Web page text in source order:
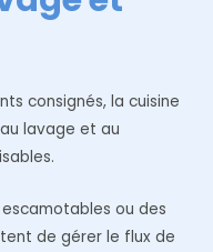
consignés, la cuisine
lavage et au
ou des
de gérer le flux de